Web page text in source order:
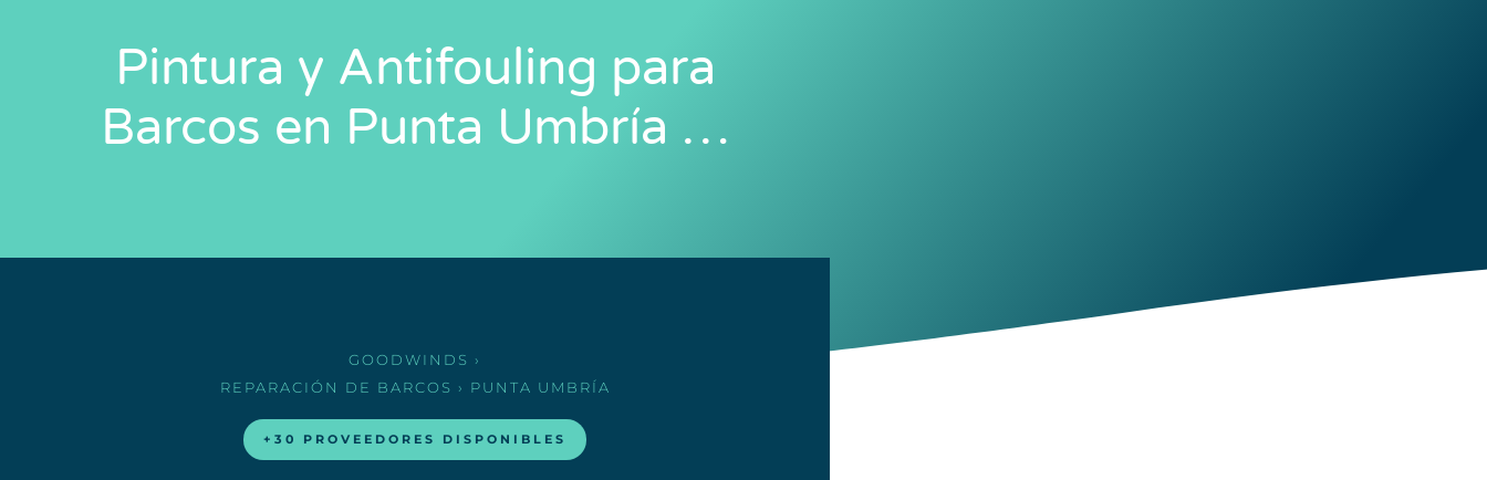
Pintura y Antifouling para
Barcos en Punta Umbría …
GOODWINDS ›
REPARACIÓN DE BARCOS › PUNTA UMBRÍA
+30 PROVEEDORES DISPONIBLES